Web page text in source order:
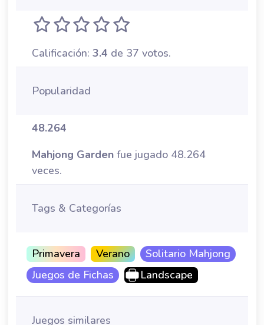
Calificación: 3.4 de 37 votos.
Popularidad
48.264
Mahjong Garden fue jugado 48.264
veces.
Tags & Categorías
Primavera Verano
Solitario Mahjong
Juegos de Fichas
Landscape
Juegos similares